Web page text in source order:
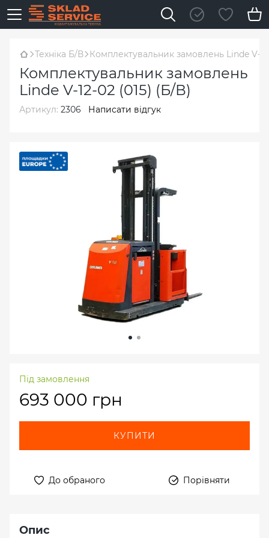
Техніка Б/В Комплектувальник замовлень Linde V-
Комплектувальник замовлень
Linde V-12-02 (015) (Б/В)
Артикул: 2306 Написати відгук
Під замовлення
693 000 грн
КУПИТИ
До обраного Порівняти
Опис